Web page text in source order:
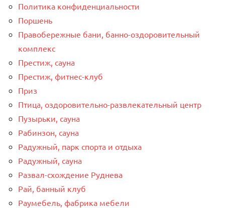
Политика конфиденциальности
Поршень
Правобережные бани, банно-оздоровительный
комплекс
Престиж, сауна
Престиж, фитнес-клуб
Приз
Птица, оздоровительно-развлекательный центр
Пузырьки, сауна
Рабинзон, сауна
Радужный, парк спорта и отдыха
Радужный, сауна
Развал-схождение Руднева
Рай, банный клуб
Раумебель, фабрика мебели